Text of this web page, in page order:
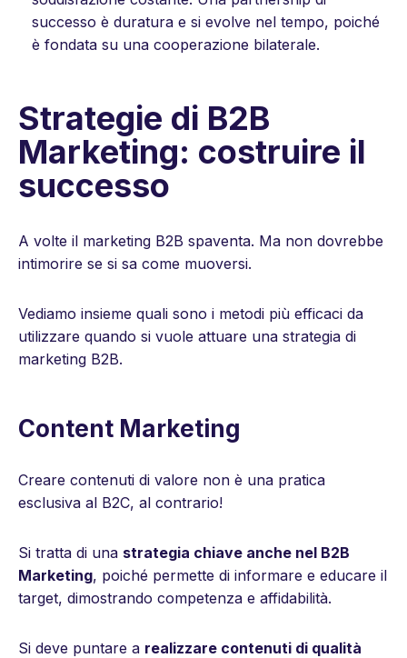
successo è duratura e si evolve nel tempo, poiché
è fondata su una cooperazione bilaterale.
Strategie di B2B
Marketing: costruire il
successo
A volte il marketing B2B spaventa. Ma non dovrebbe
intimorire se si sa come muoversi.
Vediamo insieme quali sono i metodi più efficaci da
utilizzare quando si vuole attuare una strategia di
marketing B2B.
Content Marketing
Creare contenuti di valore non è una pratica
esclusiva al B2C, al contrario!
Si tratta di una strategia chiave anche nel B2B
Marketing, poiché permette di informare e educare il
target, dimostrando competenza e affidabilità.
Si deve puntare a realizzare contenuti di qualità